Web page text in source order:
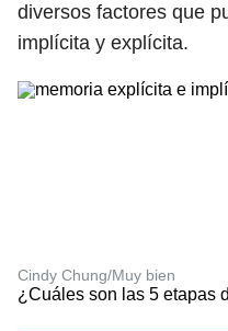
diversos factores que
implícita y explícita.
Cindy Chung/Muy bien
¿Cuáles son las 5 etapas